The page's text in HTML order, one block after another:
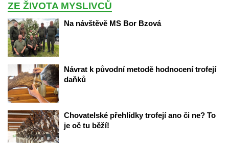
ZE ŽIVOTA MYSLIVCŮ
Na návštěvě MS Bor Bzová
Návrat k původní metodě hodnocení trofejí
daňků
Chovatelské přehlídky trofejí ano či ne? To
je oč tu běží!